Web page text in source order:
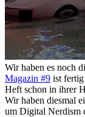
Wir haben es noch
Magazin #9 ist fertig
Heft schon in ihrer
Wir haben diesmal
um Digital Nerdism